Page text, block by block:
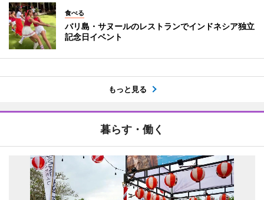
食べる
バリ島・サヌールのレストランでインドネシア独立
記念日イベント
もっと見る
暮らす・働く